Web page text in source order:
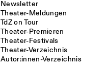
Newsletter
Theater-Meldungen
TdZ on Tour
Theater-Premieren
Theater-Festivals
Theater-Verzeichnis
Autor:innen-Verzeichnis